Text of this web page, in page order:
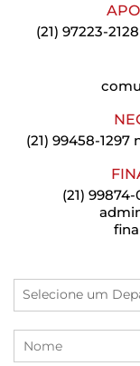
(21) 97223-2128
(21) 99458-1297
(21)